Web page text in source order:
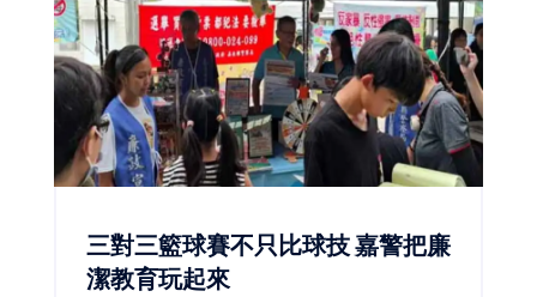
三對三籃球賽不只比球技 嘉警把廉
潔教育玩起來